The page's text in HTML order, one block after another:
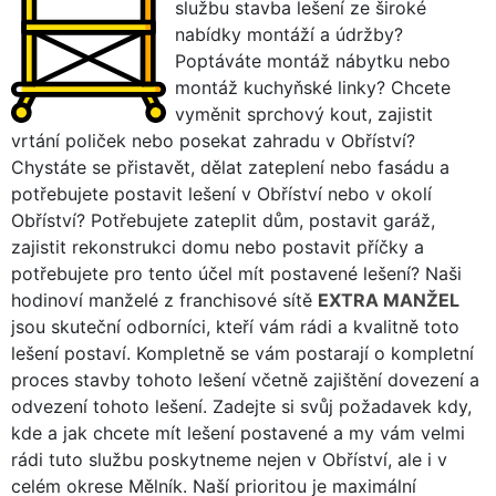
službu stavba lešení ze široké
nabídky montáží a údržby?
Poptáváte montáž nábytku nebo
montáž kuchyňské linky? Chcete
vyměnit sprchový kout, zajistit
vrtání poliček nebo posekat zahradu v Obříství?
Chystáte se přistavět, dělat zateplení nebo fasádu a
potřebujete postavit lešení v Obříství nebo v okolí
Obříství? Potřebujete zateplit dům, postavit garáž,
zajistit rekonstrukci domu nebo postavit příčky a
potřebujete pro tento účel mít postavené lešení? Naši
hodinoví manželé z franchisové sítě EXTRA MANŽEL
jsou skuteční odborníci, kteří vám rádi a kvalitně toto
lešení postaví. Kompletně se vám postarají o kompletní
proces stavby tohoto lešení včetně zajištění dovezení a
odvezení tohoto lešení. Zadejte si svůj požadavek kdy,
kde a jak chcete mít lešení postavené a my vám velmi
rádi tuto službu poskytneme nejen v Obříství, ale i v
celém okrese Mělník. Naší prioritou je maximální